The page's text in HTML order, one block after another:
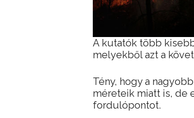
A kutatók több
melyekből azt a
Tény, hogy a
méreteik miatt is, de
fordulópontot.